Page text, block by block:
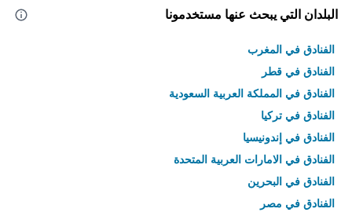
البلدان التي يبحث عنها مستخدمونا
الفنادق في المغرب
الفنادق في قطر
الفنادق في المملكة العربية السعودية
الفنادق في تركيا
الفنادق في إندونيسيا
الفنادق في الامارات العربية المتحدة
الفنادق في البحرين
الفنادق في مصر